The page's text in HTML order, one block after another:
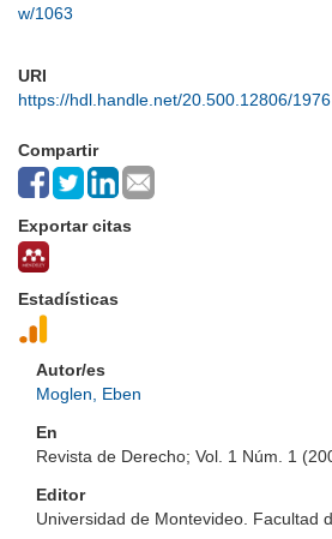
w/1063
URI
https://hdl.handle.net/20.500.12806/1976
Compartir
Exportar citas
Estadísticas
Autor/es
Moglen, Eben
En
Revista de Derecho; Vol. 1 Núm. 1
Editor
Universidad de Montevideo. Facultad